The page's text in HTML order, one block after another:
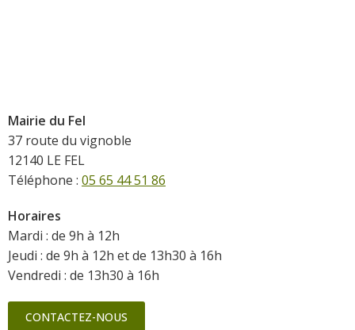
Mairie du Fel
37 route du vignoble
12140 LE FEL
Téléphone : 05 65 44 51 86
Horaires
Mardi : de 9h à 12h
Jeudi : de 9h à 12h et de 13h30 à 16h
Vendredi : de 13h30 à 16h
CONTACTEZ-NOUS